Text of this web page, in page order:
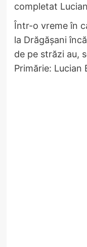
completat
Într-o vreme în
la Drăgășani
de pe străzi au,
Primărie: Lucian